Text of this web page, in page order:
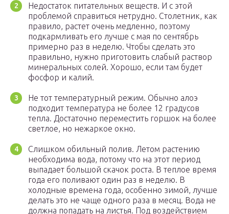
Недостаток питательных веществ. И с этой
проблемой справиться нетрудно. Столетник, как
правило, растет очень медленно, поэтому
подкармливать его лучше с мая по сентябрь
примерно раз в неделю. Чтобы сделать это
правильно, нужно приготовить слабый раствор
минеральных солей. Хорошо, если там будет
фосфор и калий.
Не тот температурный режим. Обычно алоэ
подходит температура не более 12 градусов
тепла. Достаточно переместить горшок на более
светлое, но нежаркое окно.
Слишком обильный полив. Летом растению
необходима вода, потому что на этот период
выпадает большой скачок роста. В теплое время
года его поливают один раз в неделю. В
холодные времена года, особенно зимой, лучше
делать это не чаще одного раза в месяц. Вода не
должна попадать на листья. Под воздействием